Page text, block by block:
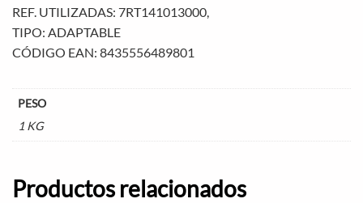
REF. UTILIZADAS: 7RT141013000,
TIPO: ADAPTABLE
CÓDIGO EAN: 8435556489801
PESO
1 KG
Productos relacionados